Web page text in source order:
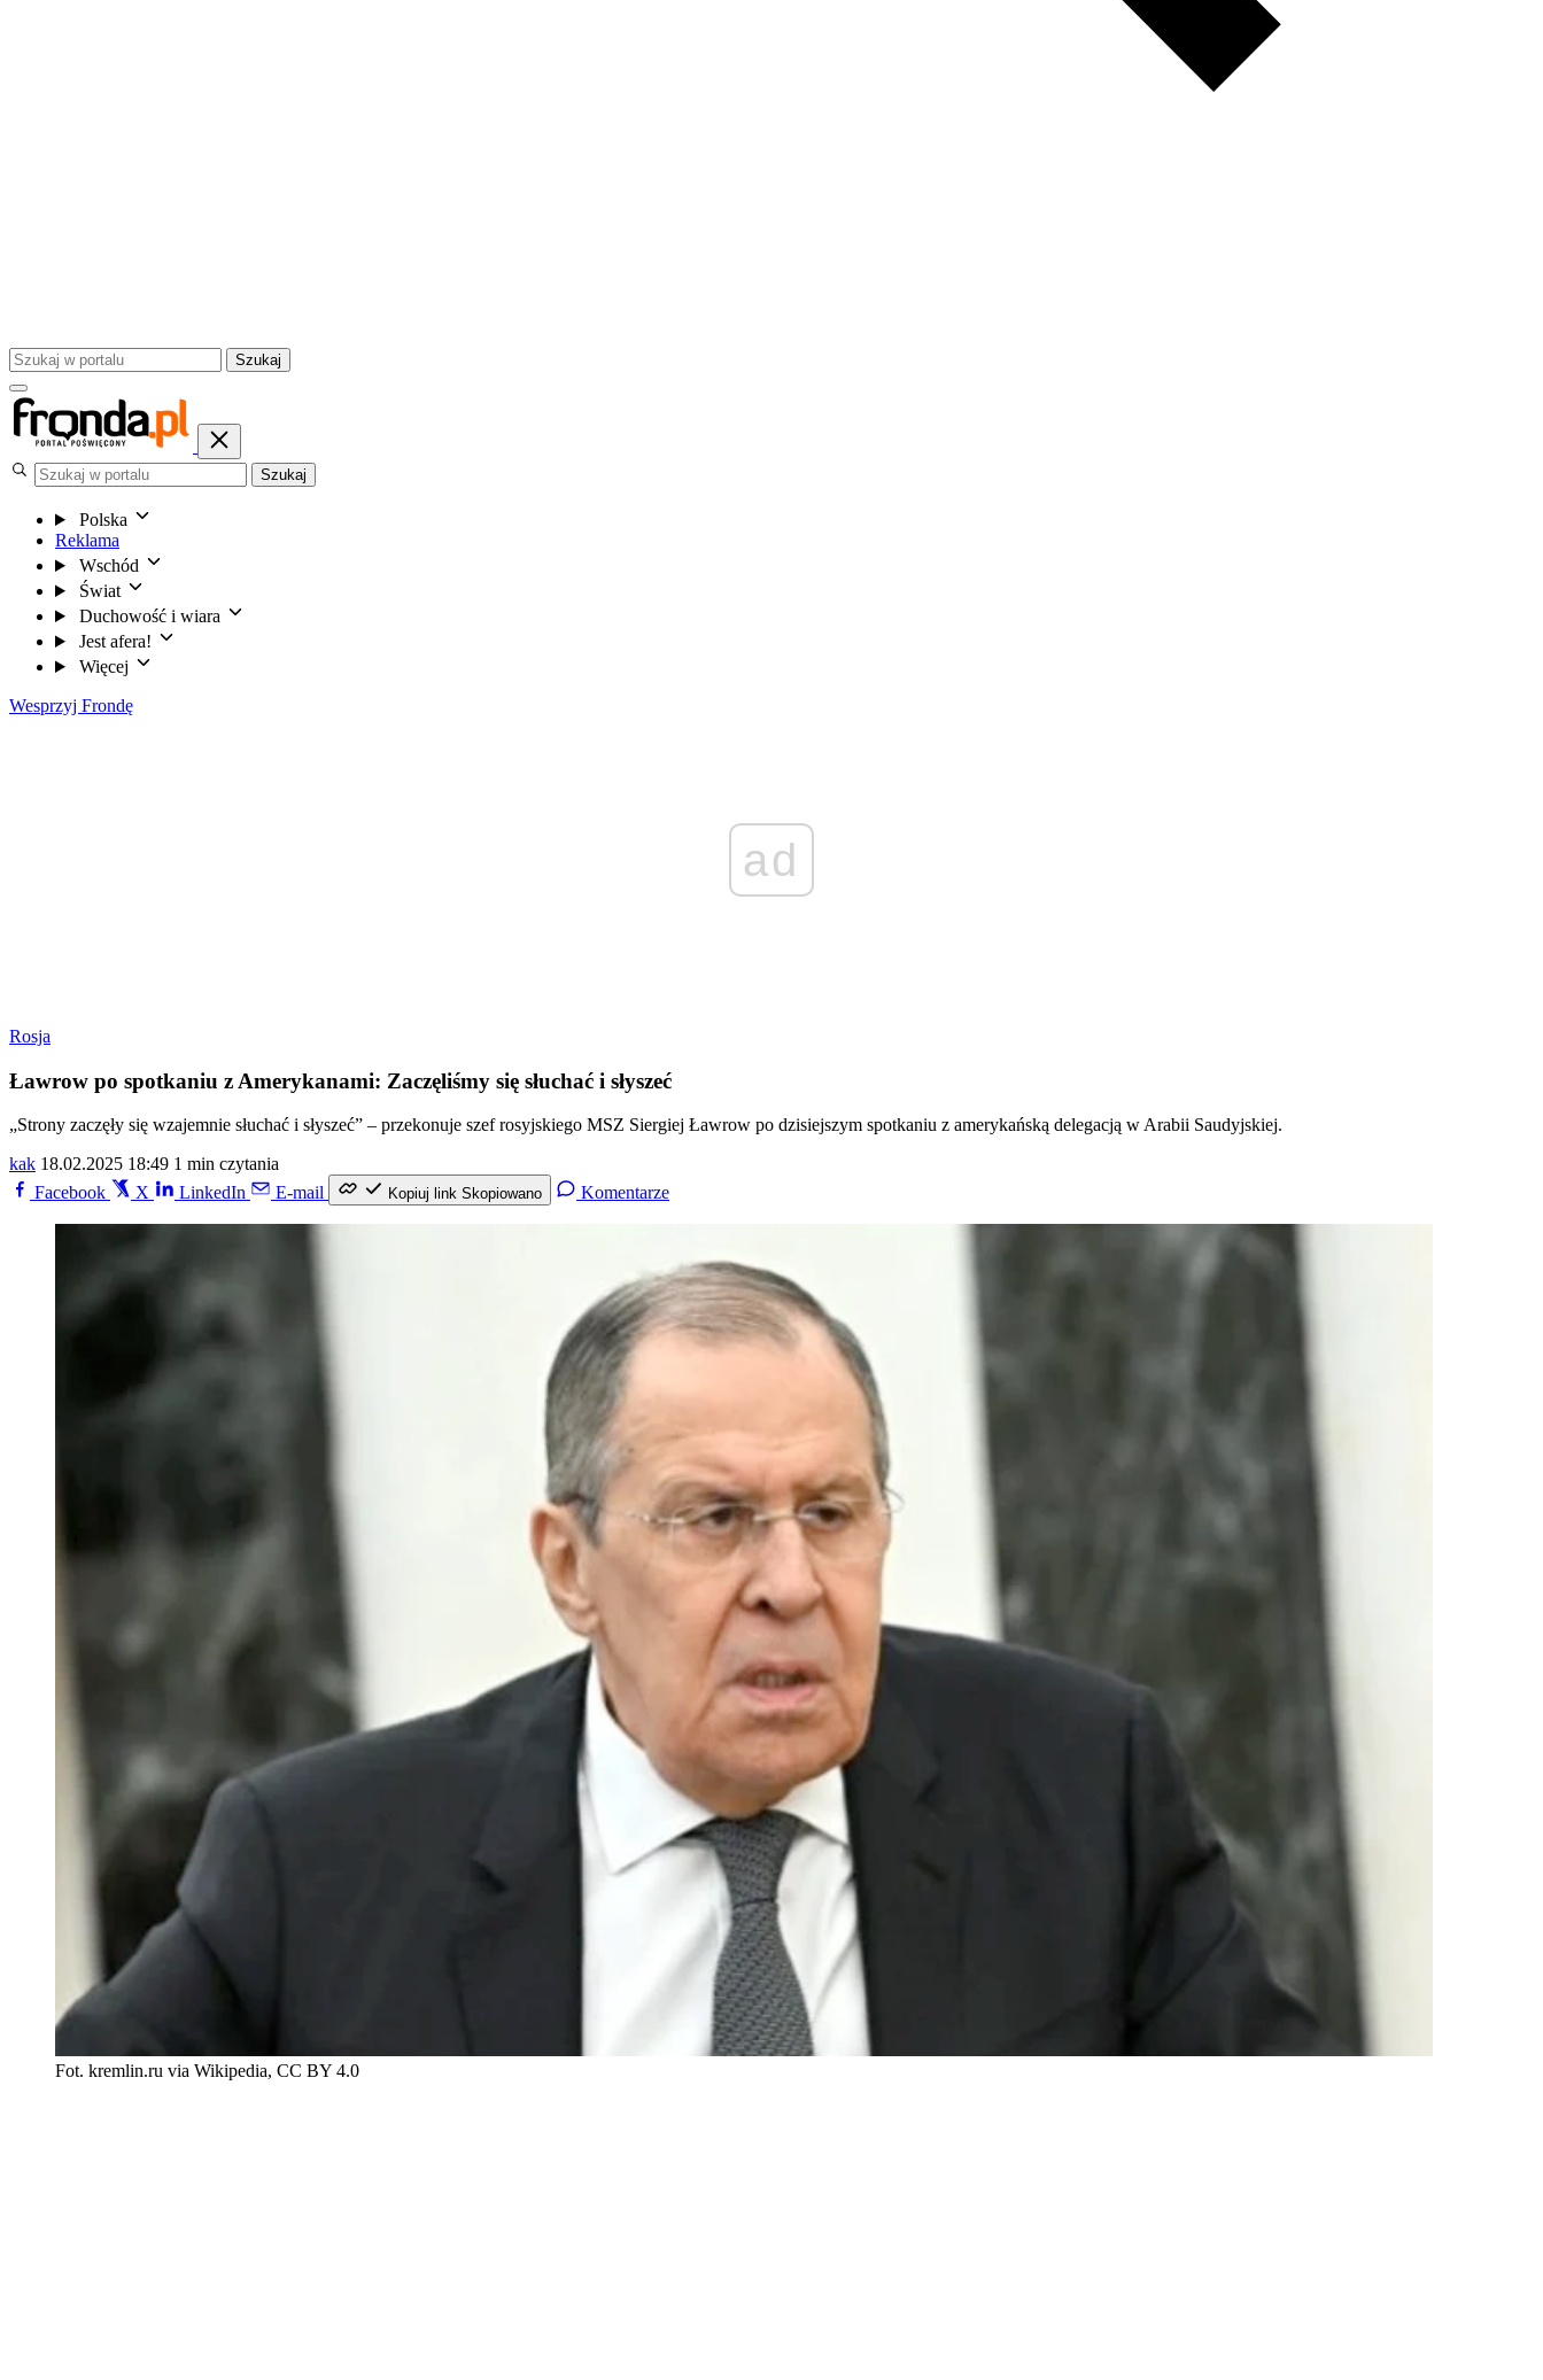
Szukaj
Szukaj
Polska
Reklama
Wschód
Świat
Duchowość i wiara
Jest afera!
Więcej
Wesprzyj Frondę
ad
Rosja
Ławrow po spotkaniu z Amerykanami: Zaczęliśmy się słuchać i słyszeć
„Strony zaczęły się wzajemnie słuchać i słyszeć” – przekonuje szef rosyjskiego MSZ Siergiej Ławrow po dzisiejszym spotkaniu z amerykańską delegacją w Arabii Saudyjskiej.
kak 18.02.2025 18:49 1 min czytania
Facebook
X LinkedIn E-mail Kopiuj link Skopiowano Komentarze
Fot. kremlin.ru via Wikipedia, CC BY 4.0